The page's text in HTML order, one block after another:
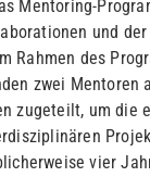
Mentoring-
und
Rahmen des
zwei Mentoren
zugeteilt, um die
vier